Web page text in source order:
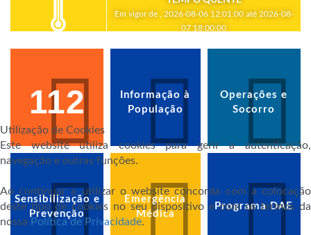
Em vigor de , 2026-08-06 12:01:00 até 2026-08-
07 18:00:00
112
Informação à
População
Operações e
Socorro
Sensibilização e
Prevenção
Emergência
Médica
Programa DAE
Utilização de Cookies
Este website utiliza cookies para gerir a autenticação,
navegação e outras funções.
Ao continuar a utilizar o website concorda com a colocação
deste tipo de cookies no seu dispositivo e com os termos da
nossa Política de Privacidade.